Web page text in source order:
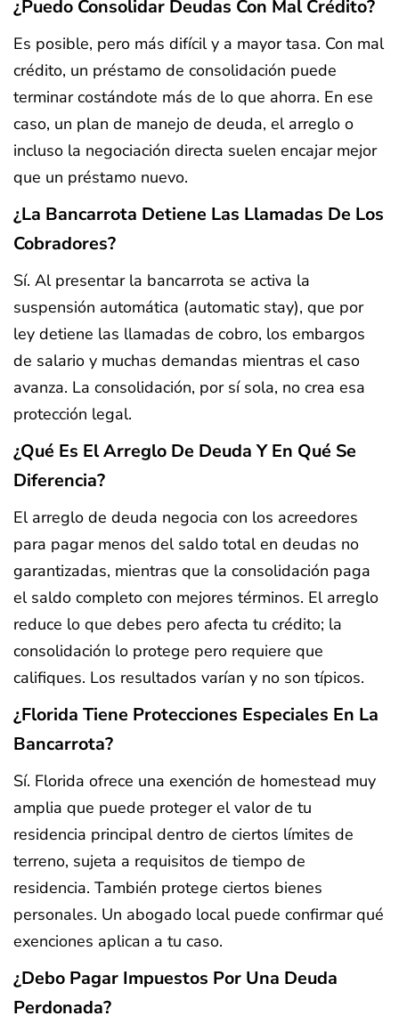
¿Puedo Consolidar Deudas Con Mal Crédito?
Es posible, pero más difícil y a mayor tasa. Con mal
crédito, un préstamo de consolidación puede
terminar costándote más de lo que ahorra. En ese
caso, un plan de manejo de deuda, el arreglo o
incluso la negociación directa suelen encajar mejor
que un préstamo nuevo.
¿La Bancarrota Detiene Las Llamadas De Los
Cobradores?
Sí. Al presentar la bancarrota se activa la
suspensión automática (automatic stay), que por
ley detiene las llamadas de cobro, los embargos
de salario y muchas demandas mientras el caso
avanza. La consolidación, por sí sola, no crea esa
protección legal.
¿Qué Es El Arreglo De Deuda Y En Qué Se
Diferencia?
El arreglo de deuda negocia con los acreedores
para pagar menos del saldo total en deudas no
garantizadas, mientras que la consolidación paga
el saldo completo con mejores términos. El arreglo
reduce lo que debes pero afecta tu crédito; la
consolidación lo protege pero requiere que
califiques. Los resultados varían y no son típicos.
¿Florida Tiene Protecciones Especiales En La
Bancarrota?
Sí. Florida ofrece una exención de homestead muy
amplia que puede proteger el valor de tu
residencia principal dentro de ciertos límites de
terreno, sujeta a requisitos de tiempo de
residencia. También protege ciertos bienes
personales. Un abogado local puede confirmar qué
exenciones aplican a tu caso.
¿Debo Pagar Impuestos Por Una Deuda
Perdonada?